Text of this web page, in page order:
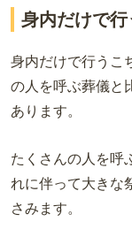
身内だけで
身内だけで行うこ
の人を呼ぶ葬儀と
あります。
たくさんの人を呼
れに伴って大きな
さみます。